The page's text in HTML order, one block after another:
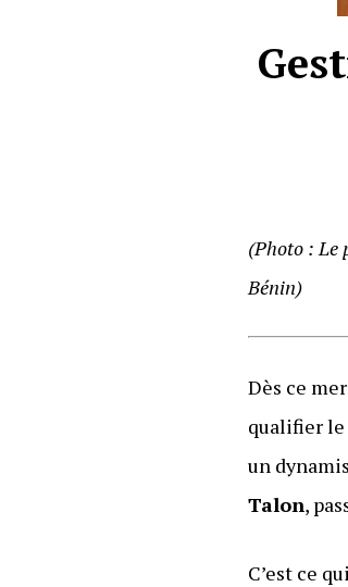
(Photo : Le
Bénin)
Dès ce
qualifier le
un
Talon,
C’est ce